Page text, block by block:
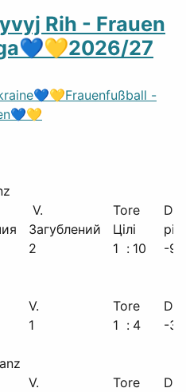
Rih - Frauen
27
-
V. Tore
Загублений Цілі
2 1 : 10 -9
V. Tore
1 1 : 4 -3
V. Tore